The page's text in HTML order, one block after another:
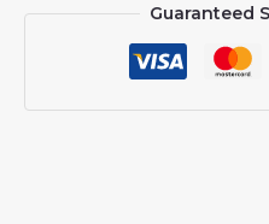
z
Guaranteed